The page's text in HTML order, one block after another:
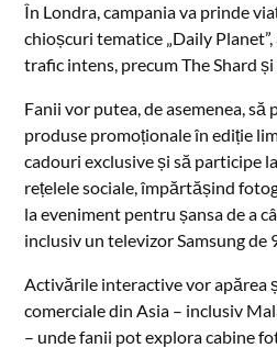
În Londra, campania va prinde
chioșcuri tematice „Daily
trafic intens, precum The Shard
Fanii vor putea, de asemenea, să
produse promoționale în ediție
cadouri exclusive și să participe
rețelele sociale, împărtășind
la eveniment pentru șansa de a
inclusiv un televizor Samsung de
Activările interactive vor apărea
comerciale din Asia – inclusiv
– unde fanii pot explora cabine